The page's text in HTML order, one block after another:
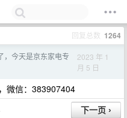
回复总数 1264
，今天是京东家电专
2023 年 1
月 5 日
微信：383907404